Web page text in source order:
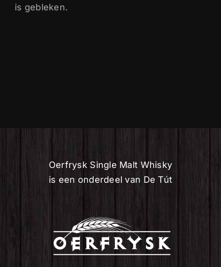
is gebleken.
Oerfrysk Single Malt Whisky
is een onderdeel van De Tút